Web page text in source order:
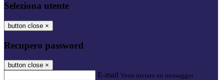
Seleziona utente
button close ×
Recupero password
button close ×
E-mail Verrà inviato un messaggio